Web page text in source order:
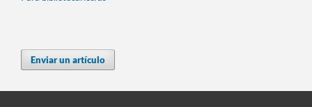
Enviar un artículo